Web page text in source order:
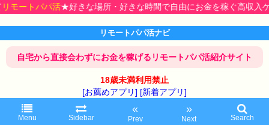
パ活★好きな場所・好きな時間で自由にお金を稼ぐ高収入ゲット♪今
リモートパパ活ナビ
自宅から直接会わずにお金を稼げるリモートパパ活紹介サイト
18歳未満利用禁止
[お薦めアプリ] [新着アプリ]
Menu Sidebar
«
Prev
»
Next Search